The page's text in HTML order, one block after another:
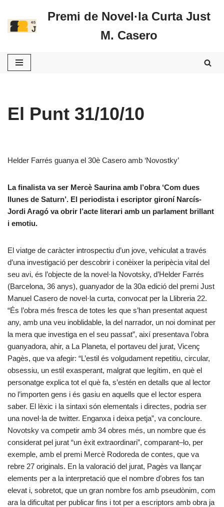
Vés
Premi de Novel·la Curta Just
M. Casero
El Punt 31/10/10
Helder Farrés guanya el 30è Casero amb ‘Novostky’
La finalista va ser Mercè Saurina amb l’obra ‘Com dues
llunes de Saturn’. El periodista i escriptor gironí Narcís-
Jordi Aragó va obrir l’acte literari amb un parlament brillant
i emotiu.
El viatge de caràcter introspectiu d’un jove, vehiculat a través
d’una investigació per descobrir i conèixer la peripècia vital del
seu avi, és l’objecte de la novel·la Novotsky, d’Helder Farrés
(Barcelona, 36 anys), guanyador de la 30a edició del premi Just
Manuel Casero de novel·la curta, convocat per la Llibreria 22.
“És l’obra més fresca de totes les que s’han presentat aquest
any, amb una veu inoblidable, la del narrador, un noi dominat per
la mera que investiga en el seu passat”, així presentava l’obra
guanyadora, ahir, a La Planeta, el portaveu del jurat, Vicenç
Pagès, que va afegir: “L’estil és volgudament repetitiu, circular,
obsessiu, un estil exasperant, malgrat que legítim, en què el
personatge explica tot el què fa, s’estén en detalls que al lector
no l’importen gens i és gasiu en aquells que el lector espera
saber. El lèxic i la sintaxi són elementals i directes, podria ser
una novel·la de twitter. Enganxa i deixa petja”, va concloure.
Novotsky va competir amb 34 obres més, un nombre que és
considerat pel jurat “un èxit extraordinari”, comparant–lo, per
exemple, amb el premi Mercè Rodoreda de contes, que va
rebre 27 originals. En la valoració del jurat, Pagès va llançar
elements per a la interpretació que el nombre d’obres fos tan
elevat i, sobretot, que un gran nombre fos amb pseudònim, com
ara la dificultat per publicar fins i tot per a escriptors amb obra ja